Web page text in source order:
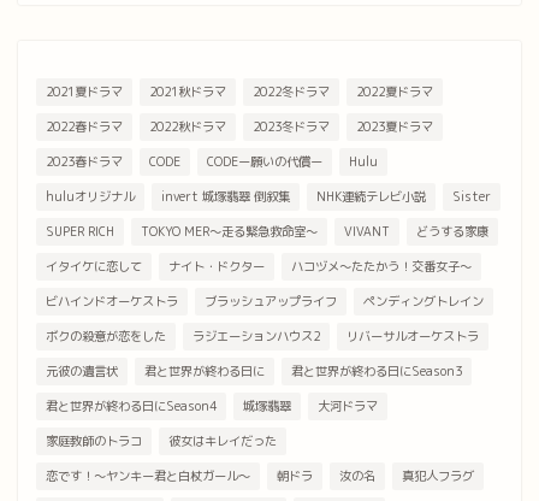
2021夏ドラマ 2021秋ドラマ 2022冬ドラマ 2022夏ドラマ
2022春ドラマ 2022秋ドラマ 2023冬ドラマ 2023夏ドラマ
2023春ドラマ CODE CODEー願いの代償ー Hulu
huluオリジナル invert 城塚翡翠 倒叙集 NHK連続テレビ小説 Sister
SUPER RICH TOKYO MER～走る緊急救命室～ VIVANT どうする家康
イタイケに恋して ナイト・ドクター ハコヅメ～たたかう！交番女子～
ビハインドオーケストラ ブラッシュアップライフ ペンディングトレイン
ボクの殺意が恋をした ラジエーションハウス2 リバーサルオーケストラ
元彼の遺言状 君と世界が終わる日に 君と世界が終わる日にSeason3
君と世界が終わる日にSeason4 城塚翡翠 大河ドラマ
家庭教師のトラコ 彼女はキレイだった
恋です！～ヤンキー君と白杖ガール～ 朝ドラ 汝の名 真犯人フラグ